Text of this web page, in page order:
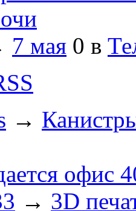
7 мая 0 в
→
офис
→ 3D